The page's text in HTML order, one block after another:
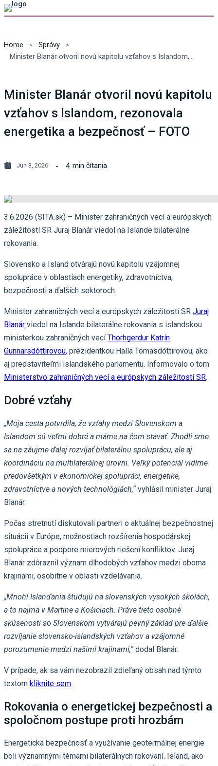
Home
Správy
Minister Blanár otvoril novú kapitolu vzťahov s Islandom, rezonovala energetika a bezpečnosť – FOTO
Minister Blanár otvoril novú kapitolu
vzťahov s Islandom, rezonovala
energetika a bezpečnosť – FOTO
Jun 3, 2026 4 min čítania
3.6.2026 (SITA.sk) – Minister zahraničných vecí a európskych
záležitostí SR Juraj Blanár viedol na Islande bilaterálne
rokovania.
Slovensko a Island otvárajú novú kapitolu vzájomnej
spolupráce v oblastiach energetiky, zdravotníctva,
bezpečnosti a ďalších sektoroch.
Minister zahraničných vecí a európskych záležitostí SR Juraj
Blanár viedol na Islande bilaterálne rokovania s islandskou
ministerkou zahraničných vecíThorhgerdur Katrín
Gunnarsdóttirovou, prezidentkou Halla Tómasdóttirovou, ako
aj predstaviteľmi islandského parlamentu. Informovalo o tom
Ministerstvo zahraničných vecí a európskych záležitostí SR.
Dobré vzťahy
„Moja cesta potvrdila, že vzťahy medzi Slovenskom a
Islandom sú veľmi dobré a máme na čom stavať. Zhodli sme
sa na záujme ďalej rozvíjať bilaterálnu spoluprácu, ale aj
koordináciu na multilaterálnej úrovni. Veľký potenciál vidíme
predovšetkým v ekonomickej spolupráci, energetike,
zdravotníctve a nových technológiách,“vyhlásil minister Juraj
Blanár.
Počas stretnutí diskutovali partneri o aktuálnej bezpečnostnej
situácii v Európe, možnostiach rozšírenia hospodárskej
spolupráce a podpore mierových riešení konfliktov. Juraj
Blanár zdôraznil význam dlhodobých vzťahov medzi oboma
krajinami, osobitne v oblasti vzdelávania.
„Mnohí Islanďania študujú na slovenských vysokých školách,
a to najmä v Martine a Košiciach. Práve tieto osobné
skúsenosti so Slovenskom vytvárajú pevný základ pre ďalšie
rozvíjanie slovensko-islandských vzťahov a vzájomné
porozumenie medzi našimi krajinami,“dodal Blanár.
V prípade, ak sa vám nezobrazil zdieľaný obsah nad týmto
textom kliknite sem
Rokovania o energetickej bezpečnosti a
spoločnom postupe proti hrozbám
Energetická bezpečnosť a využívanie geotermálnej energie
boli významnými témami bilaterálnych rokovaní. Island, ako